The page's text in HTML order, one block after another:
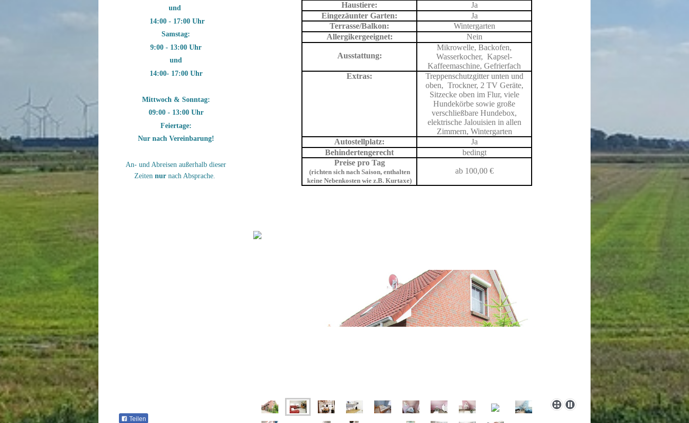
Haustiere:
Ja
Eingezäunter Garten:
Ja
Terrasse/Balkon:
Wintergarten
Allergikergeeignet:
Nein
Ausstattung:
Mikrowelle, Backofen,
Wasserkocher, Kapsel-
Kaffeemaschine, Gefrierfach
Extras:
Treppenschutzgitter unten und
oben, Trockner, 2 TV Geräte,
Sitzecke oben im Flur, viele
Hundekörbe sowie große
verschließbare Hundebox,
elektrische Jalouisien in allen
Zimmern, Wintergarten
Autostellplatz:
Ja
Behindertengerecht
bedingt
Preise pro Tag
(richten sich nach Saison, enthalten
keine Nebenkosten wie z.B. Kurtaxe)
ab 100,00 €
und
14:00 - 17:00 Uhr
Samstag:
9:00 - 13:00 Uhr
und
14:00- 17:00 Uhr
Mittwoch & Sonntag:
09:00 - 13:00 Uhr
Feiertage:
Nur nach Vereinbarung!
An- und Abreisen außerhalb dieser
Zeitennur nach Absprache.
Teilen